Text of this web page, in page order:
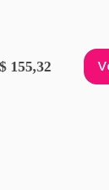
155,32